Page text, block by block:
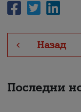
Назад
Последни